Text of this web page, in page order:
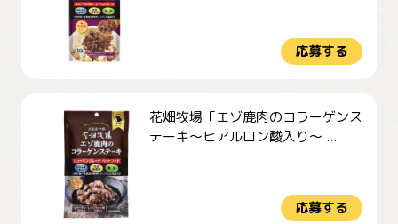
応募する
花畑牧場「エゾ鹿肉のコラーゲンス
テーキ～ヒアルロン酸入り～ ...
応募する